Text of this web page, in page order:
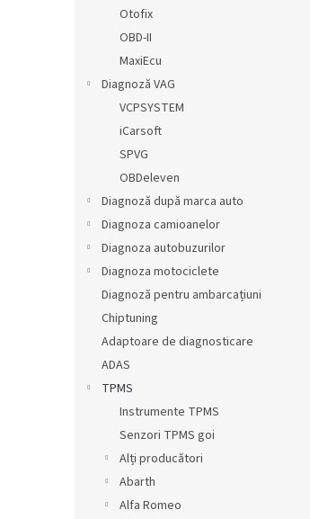
Otofix
OBD-II
MaxiEcu
Diagnoză VAG
VCPSYSTEM
iCarsoft
SPVG
OBDeleven
Diagnoză după marca auto
Diagnoza camioanelor
Diagnoza autobuzurilor
Diagnoza motociclete
Diagnoză pentru ambarcațiuni
Chiptuning
Adaptoare de diagnosticare
ADAS
TPMS
Instrumente TPMS
Senzori TPMS goi
Alți producători
Abarth
Alfa Romeo